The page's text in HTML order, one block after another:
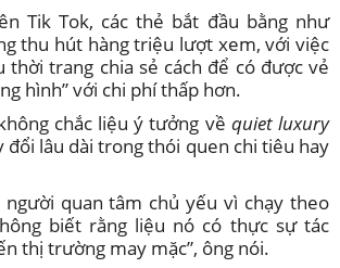
Tik Tok, các thẻ bắt đầu bằng như
thu hút hàng triệu lượt xem, với việc
thời trang chia sẻ cách để có được vẻ
hình” với chi phí thấp hơn.
chắc liệu ý tưởng về quiet luxury
đổi lâu dài trong thói quen chi tiêu hay
người quan tâm chủ yếu vì chạy theo
biết rằng liệu nó có thực sự tác
thị trường may mặc”, ông nói.